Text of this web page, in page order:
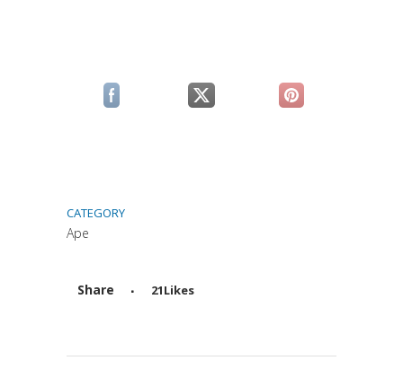
(si apre in una nuova scheda)
(si apre in una nuova scheda)
(si apre in una
CATEGORY
Ape
Share
Attiva comando
21Likes